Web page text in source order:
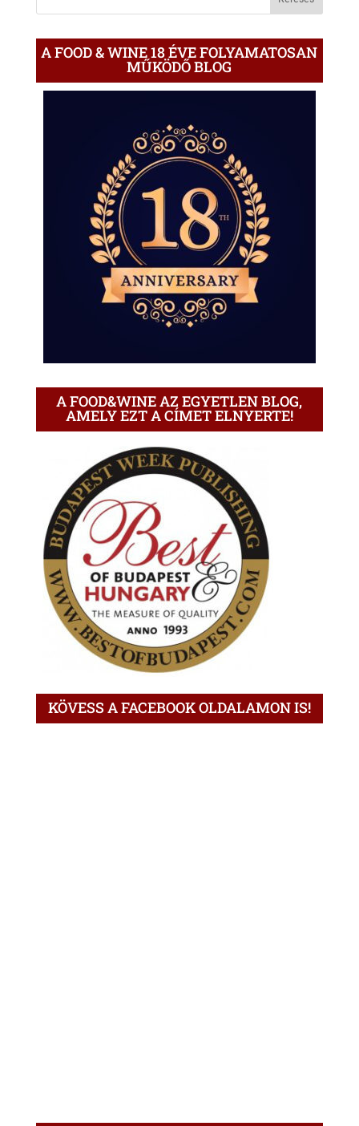
A FOOD & WINE 18 ÉVE FOLYAMATOSAN
MŰKÖDŐ BLOG
A FOOD&WINE AZ EGYETLEN BLOG,
AMELY EZT A CÍMET ELNYERTE!
KÖVESS A FACEBOOK OLDALAMON IS!